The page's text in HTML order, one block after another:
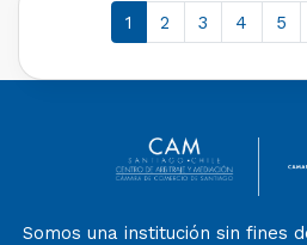
1 2 3 4 5
Somos una institución sin fines